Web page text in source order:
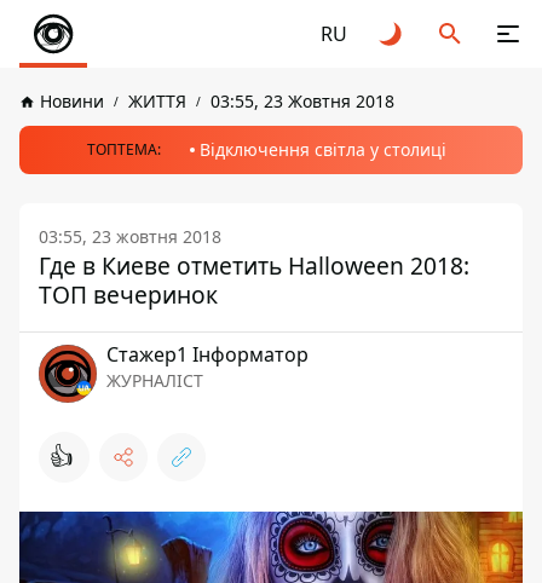
RU
Новини ЖИТТЯ 03:55, 23 Жовтня 2018
ТОПТЕМА: Відключення світла у столиці
03:55, 23 жовтня 2018
Где в Киеве отметить Halloween 2018:
ТОП вечеринок
Стажер1 Інформатор
ЖУРНАЛІСТ
👍